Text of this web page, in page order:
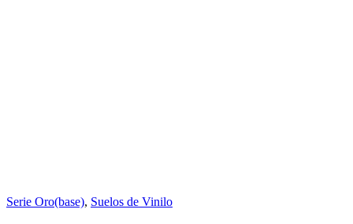
Serie Oro(base), Suelos de Vinilo